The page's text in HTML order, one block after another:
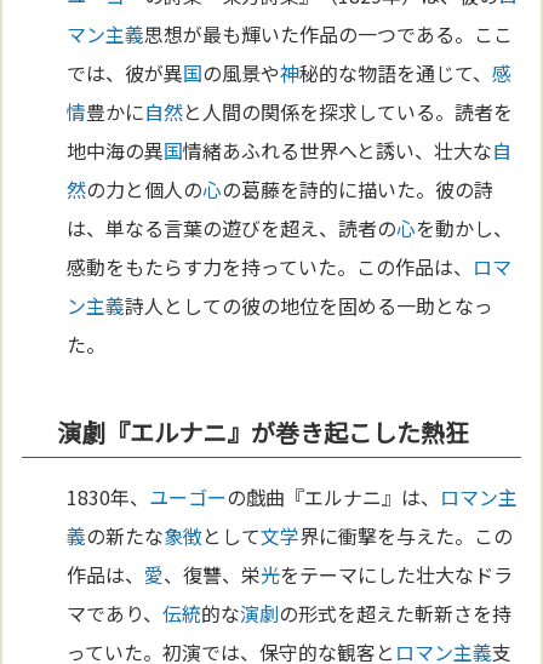
マン主義思想が最も輝いた作品の一つである。ここ
では、彼が異国の風景や神秘的な物語を通じて、感
情豊かに自然と人間の関係を探求している。読者を
地中海の異国情緒あふれる世界へと誘い、壮大な自
然の力と個人の心の葛藤を詩的に描いた。彼の詩
は、単なる言葉の遊びを超え、読者の心を動かし、
感動をもたらす力を持っていた。この作品は、 ロマ
ン主義詩人としての彼の地位を固める一助となっ
た。
演劇『エルナニ』が巻き起こした熱狂
1830年、 ユーゴーの戯曲『エルナニ』は、 ロマン主
義の新たな象徴として文学界に衝撃を与えた。この
作品は、 愛、復讐、栄光をテーマにした壮大なドラ
マであり、伝統的な演劇の形式を超えた斬新さを持
っていた。初演では、保守的な観客と ロマン主義支